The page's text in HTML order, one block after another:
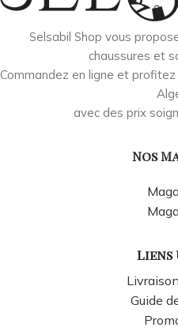
Selsabil Shop vous
chaussures et
Commandez en ligne et
avec des prix
Nos
Liens
Guide